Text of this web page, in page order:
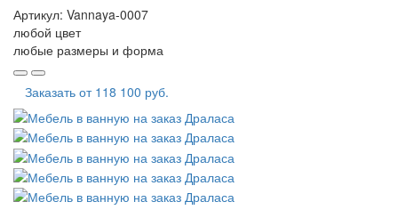
Артикул: Vannaya-0007
любой цвет
любые размеры и форма
Заказать от 118 100 руб.